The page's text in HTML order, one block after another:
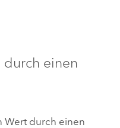
durch einen
Wert durch einen